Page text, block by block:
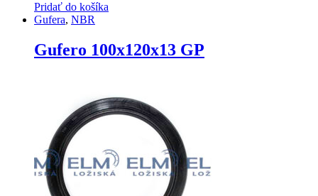
Pridať do košíka
Gufera, NBR
Gufero 100x120x13 GP